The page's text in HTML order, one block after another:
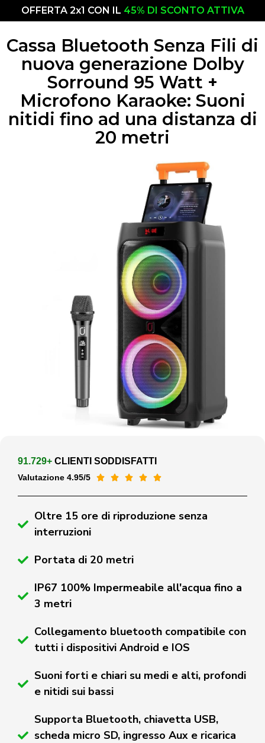
OFFERTA 2x1 CON IL 45% DI SCONTO ATTIVA
Cassa Bluetooth Senza Fili di
nuova generazione Dolby
Sorround 95 Watt +
Microfono Karaoke: Suoni
nitidi fino ad una distanza di
20 metri
91.729+ CLIENTI SODDISFATTI
Valutazione 4.95/5     
Oltre 15 ore di riproduzione senza
interruzioni
Portata di 20 metri
IP67 100% Impermeabile all'acqua fino a
3 metri
Collegamento bluetooth compatibile con
tutti i dispositivi Android e IOS
Suoni forti e chiari su medi e alti, profondi
e nitidi sui bassi
Supporta Bluetooth, chiavetta USB,
scheda micro SD, ingresso Aux e ricarica